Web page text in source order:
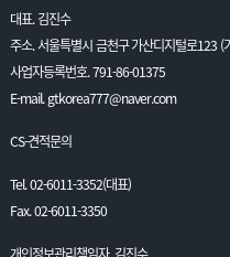
대표. 김진수
주소. 서울특별시 금천구 가산디지털로123
사업자등록번호. 791-86-01375
E-mail. gtkorea777@naver.com
CS-견적문의
Tel. 02-6011-3352(대표)
Fax. 02-6011-3350